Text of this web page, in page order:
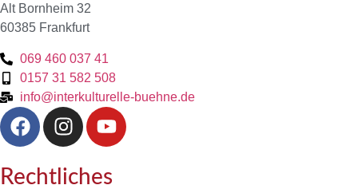
Alt Bornheim 32
60385 Frankfurt
069 460 037 41
0157 31 582 508
info@interkulturelle-buehne.de
Rechtliches